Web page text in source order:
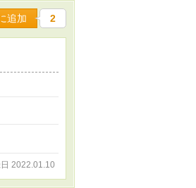
追加 2
2022.01.10